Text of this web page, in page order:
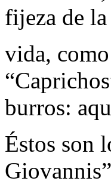
fijeza de
vida,
burros:
Éstos son